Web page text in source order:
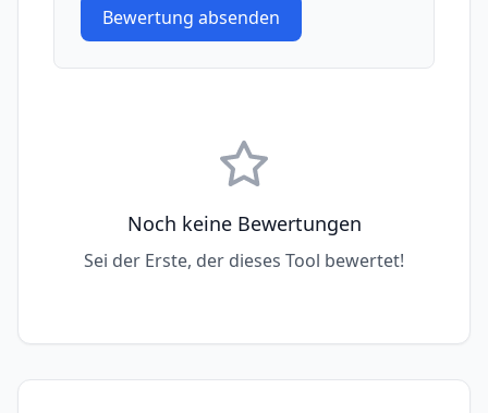
Bewertung absenden
Noch keine Bewertungen
Sei der Erste, der dieses Tool bewertet!